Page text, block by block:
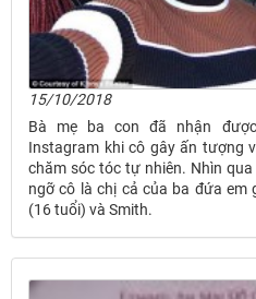
15/10/2018
Bà mẹ ba con đã nhận
Instagram khi cô gây ấn tượng
chăm sóc tóc tự nhiên. Nhìn
ngỡ cô là chị cả của ba đứa em
(16 tuổi) và Smith.